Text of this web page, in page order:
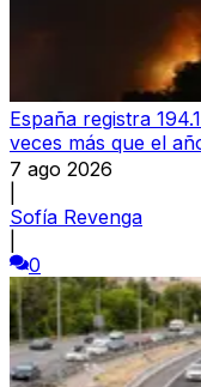
España registra
veces más que el
7 ago 2026
Sofía Revenga
0